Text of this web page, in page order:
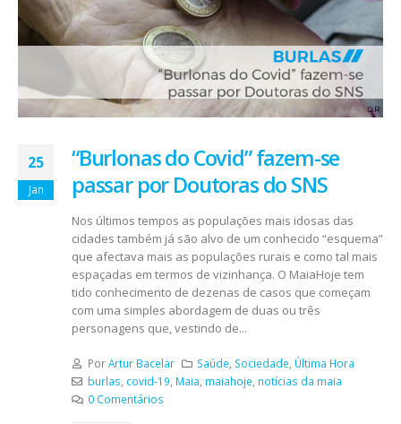
25
Jan
“Burlonas do Covid” fazem-se
passar por Doutoras do SNS
Nos últimos tempos as populações mais idosas das
cidades também já são alvo de um conhecido “esquema”
que afectava mais as populações rurais e como tal mais
espaçadas em termos de vizinhança. O MaiaHoje tem
tido conhecimento de dezenas de casos que começam
com uma simples abordagem de duas ou três
personagens que, vestindo de...
PorArtur Bacelar Saúde Sociedade Última Hora
burlas covid-19 Maia maiahoje notícias da maia
0 Comentários